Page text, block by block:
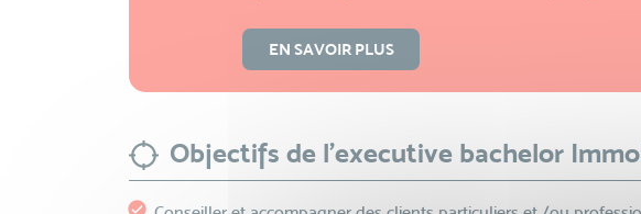
EN SAVOIR PLUS
Objectifs de l'executive bachelor